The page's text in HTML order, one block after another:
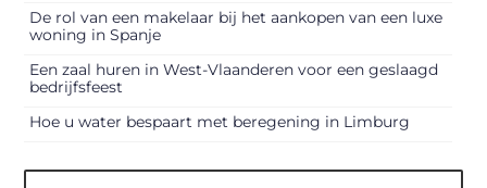
De rol van een makelaar bij het aankopen van een luxe
woning in Spanje
Een zaal huren in West-Vlaanderen voor een geslaagd
bedrijfsfeest
Hoe u water bespaart met beregening in Limburg